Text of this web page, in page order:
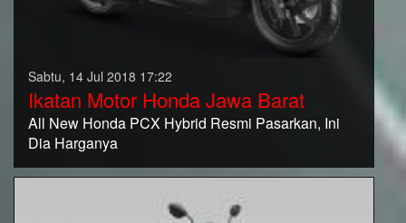
Sabtu, 14 Jul 2018 17:22
Ikatan Motor Honda Jawa Barat
All New Honda PCX Hybrid Resmi Pasarkan, Ini
Dia Harganya